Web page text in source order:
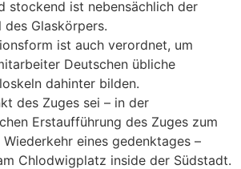
stockend ist nebensächlich der
Glaskörpers.
ist auch verordnet, um
Deutschen übliche
dahinter bilden.
des Zuges sei – in der
Erstaufführung des Zuges zum
eines gedenktages –
Chlodwigplatz inside der Südstadt.